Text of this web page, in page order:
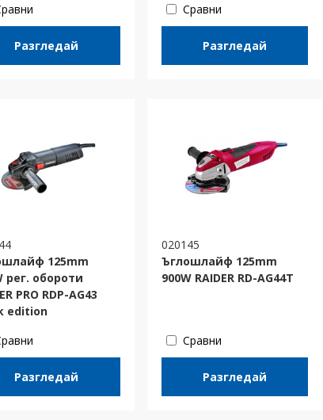
Разгледай
Сравни
Разгледай
125mm
рег. обороти
PRO RDP-AG43
edition
Разгледай
020145
Ъглошлайф 125mm
900W RAIDER RD-AG44T
Сравни
Разгледай